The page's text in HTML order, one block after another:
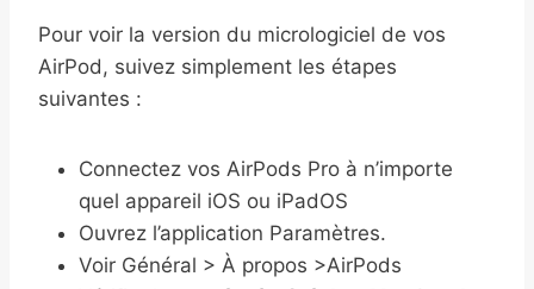
Pour voir la version du micrologiciel de vos
AirPod, suivez simplement les étapes
suivantes :
Connectez vos ‌‌‌‌‌‌‌AirPods Pro‌‌‌‌‌‌‌ à n’importe
quel appareil iOS ou iPadOS
Ouvrez l’application Paramètres.
Voir Général > À propos >AirPods‌‌‌‌‌